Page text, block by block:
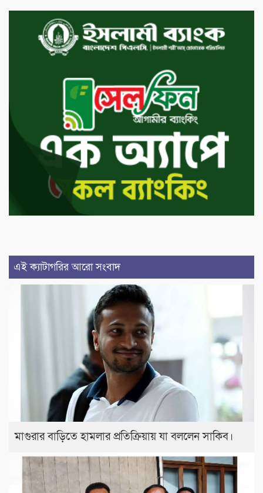
এই ক্যাটাগরির আরো সংবাদ
মাগুরার বাড়িতে হামলার প্রতিক্রিয়ায় যা বললেন সাকিব।